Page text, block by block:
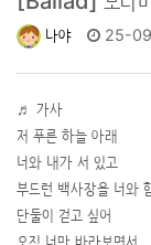
나야 25-
♬ 가사
저 푸른 하늘 아래
너와 내가 서 있고
부드런 백사장을 너와
단둘이 걷고 싶어
오직 너만 바라보면서